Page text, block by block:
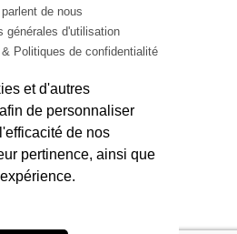
et d'autres
de personnaliser
de nos
pertinence, ainsi que
parlent de nous
générales d'utilisation
Politiques de confidentialité
English Español
© Caribbean Pan 2026